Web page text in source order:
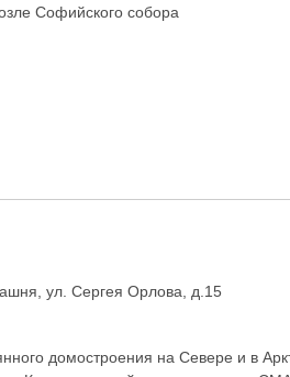
Софийского собора
ул. Сергея Орлова, д.15
домостроения на Севере и в